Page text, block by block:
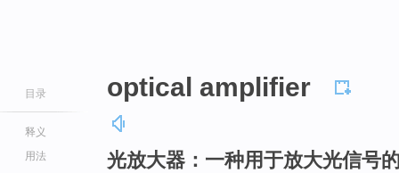
目录
释义
用法
optical amplifier
光放大器：一种用于放大光信号